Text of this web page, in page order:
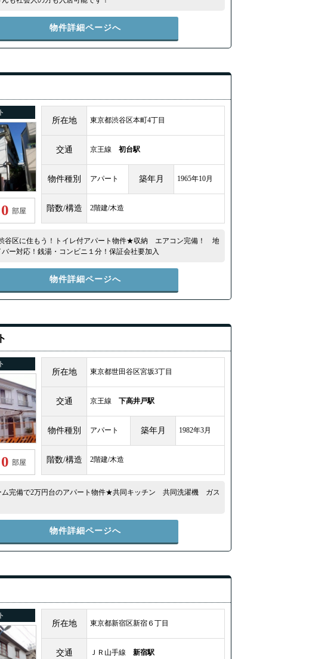
物件詳細ページへ
0 部屋
所在地 東京都渋谷区本町4丁目
交通 京王線 初台駅
物件種別 アパート 築年月 1965年10月
階数/構造 2階建/木造
谷区に住もう！トイレ付アパート物件★収納 エアコン完備！ 地
ー対応！銭湯・コンビニ１分！保証会社要加入
物件詳細ページへ
0 部屋
所在地 東京都世田谷区宮坂3丁目
交通 京王線 下高井戸駅
物件種別 アパート 築年月 1982年3月
階数/構造 2階建/木造
完備で2万円台のアパート物件★共同キッチン 共同洗濯機 ガス
物件詳細ページへ
所在地 東京都新宿区新宿６丁目
交通 ＪＲ山手線 新宿駅